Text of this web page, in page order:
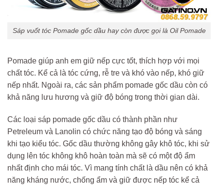
Sáp vuốt tóc Pomade gốc dầu hay còn được gọi là Oil Pomade
Pomade giúp anh em giữ nếp cực tốt, thích hợp với mọi
chất tóc. Kể cả là tóc cứng, rễ tre và khó vào nếp, khó giữ
nếp nhất. Ngoài ra, các sản phẩm pomade gốc dầu còn có
khả năng lưu hương và giữ độ bóng trong thời gian dài.
Các loại sáp pomade gốc dầu có thành phần như
Petreleum và Lanolin có chức năng tạo độ bóng và sáng
khi tạo kiểu tóc. Gốc dầu thường không gây khô tóc, khi sử
dụng lên tóc không khô hoàn toàn mà sẽ có một độ ẩm
nhất định cho mái tóc. Vì mang tính chất là dầu nên có khả
năng kháng nước, chống ẩm và giữ được nếp tóc kể cả